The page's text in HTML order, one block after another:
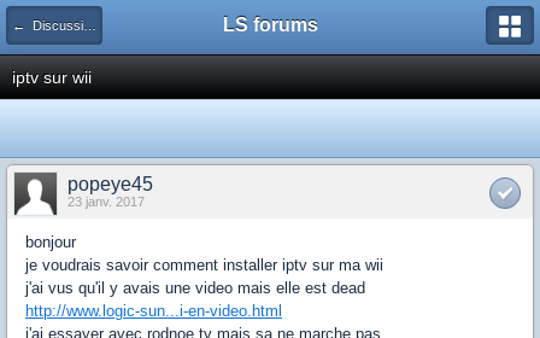
← Discussions générales (jeux, hardware...) LS forums
iptv sur wii
popeye45
23 janv. 2017
bonjour
je voudrais savoir comment installer iptv sur ma wii
j'ai vus qu'il y avais une video mais elle est dead
http://www.logic-sun...i-en-video.html
j'ai essayer avec rodnoe.tv mais sa ne marche pas